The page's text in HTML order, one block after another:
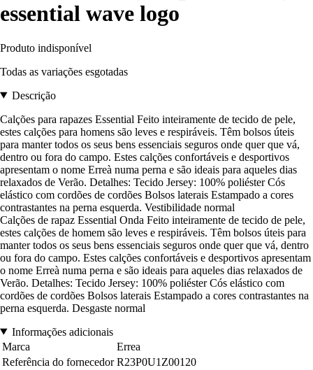
essential wave logo
Produto indisponível
Todas as variações esgotadas
Descrição
Calções para rapazes Essential Feito inteiramente de tecido de pele,
estes calções para homens são leves e respiráveis. Têm bolsos úteis
para manter todos os seus bens essenciais seguros onde quer que vá,
dentro ou fora do campo. Estes calções confortáveis e desportivos
apresentam o nome Erreà numa perna e são ideais para aqueles dias
relaxados de Verão. Detalhes: Tecido Jersey: 100% poliéster Cós
elástico com cordões de cordões Bolsos laterais Estampado a cores
contrastantes na perna esquerda. Vestibilidade normal
Calções de rapaz Essential Onda Feito inteiramente de tecido de pele,
estes calções de homem são leves e respiráveis. Têm bolsos úteis para
manter todos os seus bens essenciais seguros onde quer que vá, dentro
ou fora do campo. Estes calções confortáveis e desportivos apresentam
o nome Erreà numa perna e são ideais para aqueles dias relaxados de
Verão. Detalhes: Tecido Jersey: 100% poliéster Cós elástico com
cordões de cordões Bolsos laterais Estampado a cores contrastantes na
perna esquerda. Desgaste normal
Informações adicionais
Marca
Errea
Referência do fornecedor R23P0U1Z00120